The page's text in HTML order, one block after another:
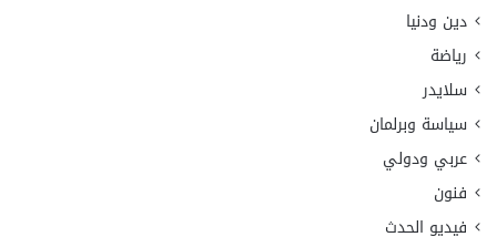
دين ودنيا
رياضة
سلايدر
سياسة وبرلمان
عربي ودولي
فنون
فيديو الحدث